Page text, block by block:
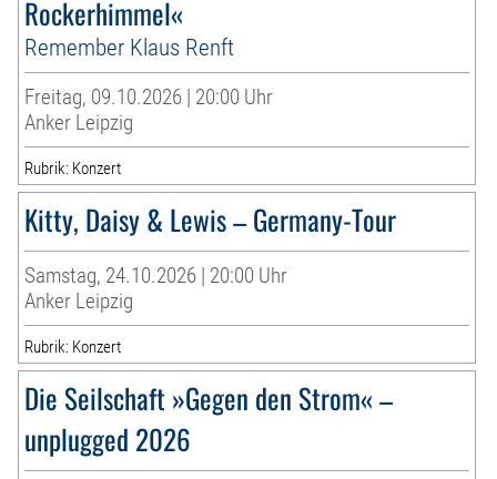
Rockerhimmel«
Remember Klaus Renft
Freitag, 09.10.2026 | 20:00 Uhr
Anker Leipzig
Rubrik: Konzert
Kitty, Daisy & Lewis – Germany-Tour
Samstag, 24.10.2026 | 20:00 Uhr
Anker Leipzig
Rubrik: Konzert
Die Seilschaft »Gegen den Strom« –
unplugged 2026